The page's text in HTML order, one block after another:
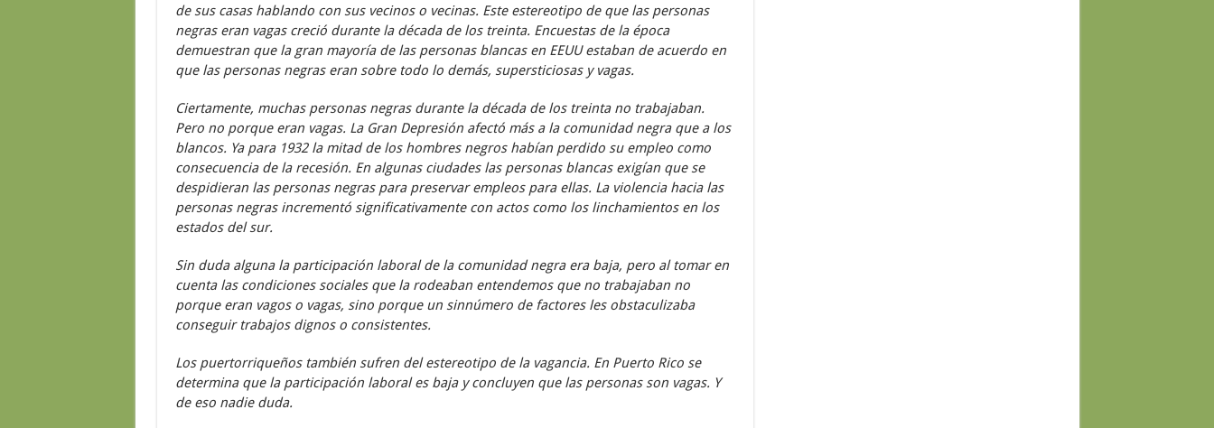
de sus casas hablando con sus vecinos o vecinas. Este estereotipo de que las personas
negras eran vagas creció durante la década de los treinta. Encuestas de la época
demuestran que la gran mayoría de las personas blancas en EEUU estaban de acuerdo en
que las personas negras eran sobre todo lo demás, supersticiosas y vagas.
Ciertamente, muchas personas negras durante la década de los treinta no trabajaban.
Pero no porque eran vagas. La Gran Depresión afectó más a la comunidad negra que a los
blancos. Ya para 1932 la mitad de los hombres negros habían perdido su empleo como
consecuencia de la recesión. En algunas ciudades las personas blancas exigían que se
despidieran las personas negras para preservar empleos para ellas. La violencia hacia las
personas negras incrementó significativamente con actos como los linchamientos en los
estados del sur.
Sin duda alguna la participación laboral de la comunidad negra era baja, pero al tomar en
cuenta las condiciones sociales que la rodeaban entendemos que no trabajaban no
porque eran vagos o vagas, sino porque un sinnúmero de factores les obstaculizaba
conseguir trabajos dignos o consistentes.
Los puertorriqueños también sufren del estereotipo de la vagancia. En Puerto Rico se
determina que la participación laboral es baja y concluyen que las personas son vagas. Y
de eso nadie duda.